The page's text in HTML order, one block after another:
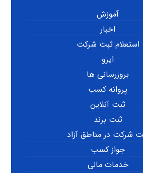
آموزش
اخبار
استعلام ثبت شرکت
ایزو
بروزرسانی ها
پروانه کسب
ثبت آنلاین
ثبت برند
شرکت در مناطق آزاد
جواز کسب
خدمات مالی